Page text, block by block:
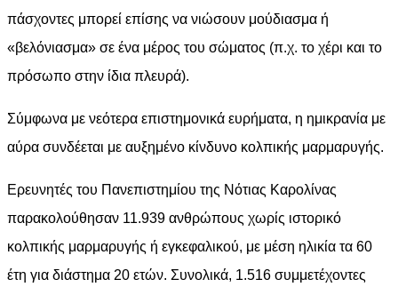
πάσχοντες μπορεί επίσης να νιώσουν μούδιασμα ή
«βελόνιασμα» σε ένα μέρος του σώματος (π.χ. το χέρι και το
πρόσωπο στην ίδια πλευρά).
Σύμφωνα με νεότερα επιστημονικά ευρήματα, η ημικρανία με
αύρα συνδέεται με αυξημένο κίνδυνο κολπικής μαρμαρυγής.
Ερευνητές του Πανεπιστημίου της Νότιας Καρολίνας
παρακολούθησαν 11.939 ανθρώπους χωρίς ιστορικό
κολπικής μαρμαρυγής ή εγκεφαλικού, με μέση ηλικία τα 60
έτη για διάστημα 20 ετών. Συνολικά, 1.516 συμμετέχοντες